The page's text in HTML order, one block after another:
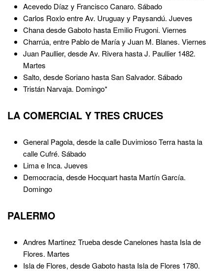
Acevedo Díaz y Francisco Canaro. Sábado
Carlos Roxlo entre Av. Uruguay y Paysandú. Jueves
Chana desde Gaboto hasta Emilio Frugoni. Viernes
Charrúa, entre Pablo de María y Juan M. Blanes. Viernes
Juan Paullier, desde Av. Rivera hasta J. Paullier 1482.
Martes
Salto, desde Soriano hasta San Salvador. Sábado
Tristán Narvaja. Domingo*
LA COMERCIAL Y TRES CRUCES
General Pagola, desde la calle Duvimioso Terra hasta la
calle Cufré. Sábado
Lima e Inca. Jueves
Democracia, desde Hocquart hasta Martín García.
Domingo
PALERMO
Andres Martinez Trueba desde Canelones hasta Isla de
Flores. Martes
Isla de Flores, desde Gaboto hasta Isla de Flores 1780.